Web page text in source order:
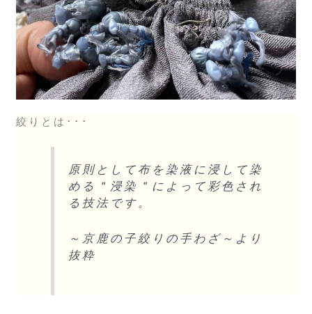
絞りとは･･･
原則として布を染液に浸して染
める＂浸染＂によって彩色され
る技法です。
～京鹿の子絞りの手わざ～より
抜粋